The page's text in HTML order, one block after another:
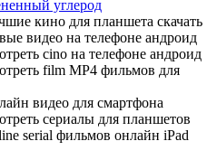
углерод
кино для планшета скачать
видео на телефоне андроид
cino на телефоне андроид
film MP4 фильмов для
видео для смартфона
сериалы для планшетов
serial фильмов онлайн iPad